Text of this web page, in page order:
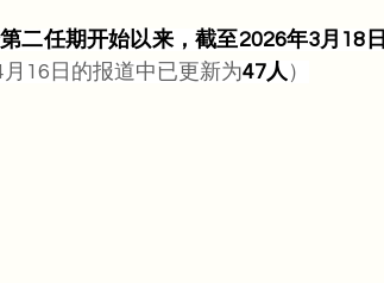
二任期开始以来，截至2026年3月18日
月16日的报道中已更新为47人 ）